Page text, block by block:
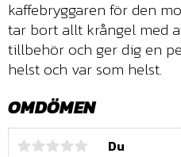
kaffebryggaren för den
tar bort allt krångel med
tillbehör och ger dig en
helst och var som helst.
OMDÖMEN
Du